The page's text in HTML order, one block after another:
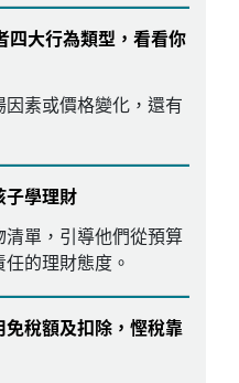
四大行為類型，看看你
素或價格變化，還有
子學理財
單，引導他們從預算
的理財態度。
免稅額及扣除，慳稅靠